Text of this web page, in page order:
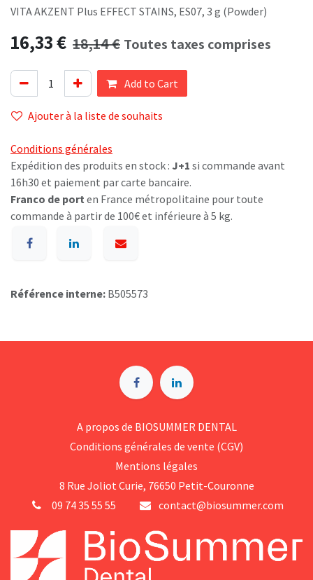
VITA AKZENT Plus EFFECT STAINS, ES07, 3 g (Powder)
16,33€ 18,14€ Toutes taxes comprises
Add to Cart
Ajouter à la liste de souhaits
Conditions générales
Expédition des produits en stock : J+1 si commande avant
16h30 et paiement par carte bancaire.
Franco de port en France métropolitaine pour toute
commande à partir de 100€ et inférieure à 5 kg.
Référence interne: B505573
A p​ropos de BIOSUMMER DENTAL
Conditions générales d​e vente (CGV)
Mentions légales
8 Rue Jol​iot Curie, 76650 Petit-Couronne
09 74 35 55 55
contact@biosummer.com